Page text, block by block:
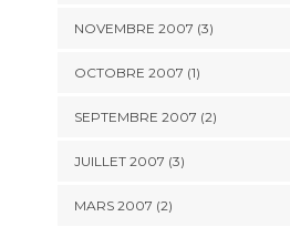
NOVEMBRE 2007 (3)
OCTOBRE 2007 (1)
SEPTEMBRE 2007 (2)
JUILLET 2007 (3)
MARS 2007 (2)